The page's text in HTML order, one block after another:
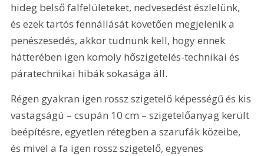
hideg belső falfelületeket, nedvesedést észlelünk,
és ezek tartós fennállását követően megjelenik a
penészesedés, akkor tudnunk kell, hogy ennek
hátterében igen komoly hőszigetelés-technikai és
páratechnikai hibák sokasága áll.
Régen gyakran igen rossz szigetelő képességű és kis
vastagságú – csupán 10 cm – szigetelőanyag került
beépítésre, egyetlen rétegben a szarufák közeibe,
és mivel a fa igen rossz szigetelő, egyenes